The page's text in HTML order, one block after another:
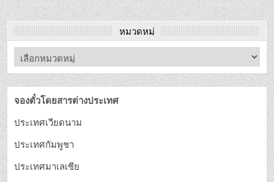
หมวดหมู่
จองตั๋วโดยสารต่างประเทศ
ประเทศเวียดนาม
ประเทศกัมพูชา
ประเทศมาเลเซีย